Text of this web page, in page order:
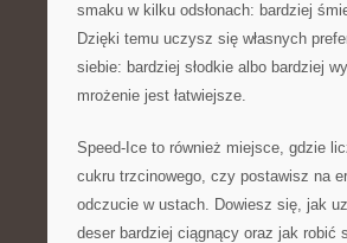
smaku w kilku odsłonach: bardziej
Dzięki temu uczysz się własnych
siebie: bardziej słodkie albo bardziej
mrożenie jest łatwiejsze.
Speed-Ice to również miejsce, gdzie
cukru trzcinowego, czy postawisz na
odczucie w ustach. Dowiesz się, jak
deser bardziej ciągnący oraz jak robić